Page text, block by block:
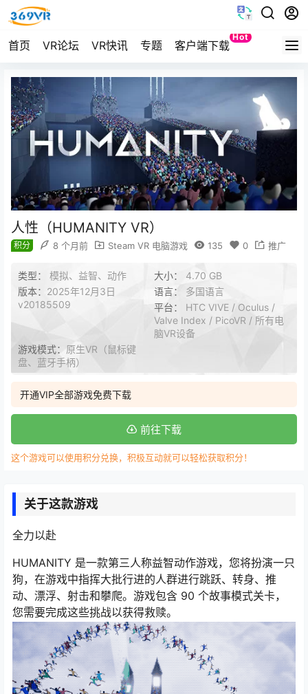
首页 VR论坛 VR快讯 专题 客户端下载
Hot
Quest
人性（HUMANITY VR）
积分 8 个月前 Steam VR 电脑游戏 135 0 推广
类型： 模拟、益智、动作 大小： 4.70 GB
版本： 2025年12月3日
v20185509
语言： 多国语言
平台： HTC VIVE / Oculus /
Valve Index / PicoVR / 所有电
脑VR设备
游戏模式： 原生VR（鼠标键
盘、蓝牙手柄）
开通VIP全部游戏免费下载
前往下载
这个游戏可以使用积分兑换，积极互动就可以轻松获取积分！
关于这款游戏
全力以赴
HUMANITY 是一款第三人称益智动作游戏，您将扮演一只
狗，在游戏中指挥大批行进的人群进行跳跃、转身、推
动、漂浮、射击和攀爬。游戏包含 90 个故事模式关卡，
您需要完成这些挑战以获得救赎。